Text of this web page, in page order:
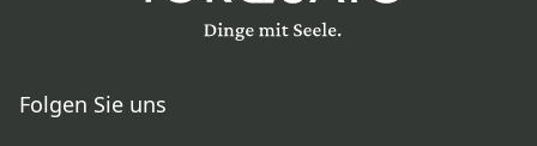
Folgen Sie uns